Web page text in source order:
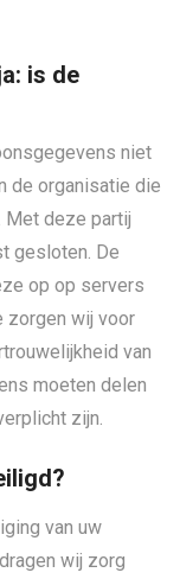
is de
niet
de organisatie die
Met deze partij
gesloten. De
op op servers
zorgen wij voor
van
moeten delen
zijn.
van uw
wij zorg